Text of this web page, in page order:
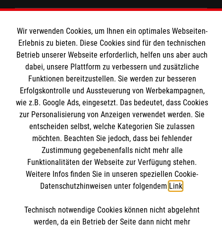
Angebote & Leistungen
Kursangebote
Mitarbeiten & Stellenangebote
Informationen
Kontakt
Presse und Medien
Transparenz
Impressum
Datenschutz
Malteser online
Malteserorden
Malteser Jugend
Malteser International
Mediathek
Spendenkonto
Empfänger: Malteser Hilfsdienst e.V.
BIC: GENODED 1PA7
Soziale Netzwerke
Wir verwenden Cookies, um Ihnen ein optimales Webseiten-
Erlebnis zu bieten. Diese Cookies sind für den technischen
Betrieb unserer Webseite erforderlich, helfen uns aber auch
dabei, unsere Plattform zu verbessern und zusätzliche
Funktionen bereitzustellen. Sie werden zur besseren
Erfolgskontrolle und Aussteuerung von Werbekampagnen,
wie z.B. Google Ads, eingesetzt. Das bedeutet, dass Cookies
zur Personalisierung von Anzeigen verwendet werden. Sie
entscheiden selbst, welche Kategorien Sie zulassen
möchten. Beachten Sie jedoch, dass bei fehlender
Zustimmung gegebenenfalls nicht mehr alle
Funktionalitäten der Webseite zur Verfügung stehen.
Weitere Infos finden Sie in unseren speziellen Cookie-
Datenschutzhinweisen unter folgendem Link.
Technisch notwendige Cookies können nicht abgelehnt
werden, da ein Betrieb der Seite dann nicht mehr